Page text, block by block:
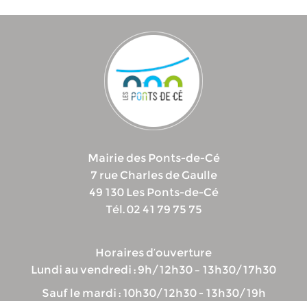
Mairie des Ponts-de-Cé
7 rue Charles de Gaulle
49 130 Les Ponts-de-Cé
Tél. 02 41 79 75 75
Horaires d’ouverture
Lundi au vendredi : 9h/12h30 – 13h30/17h30
Sauf le mardi : 10h30/12h30 - 13h30/19h